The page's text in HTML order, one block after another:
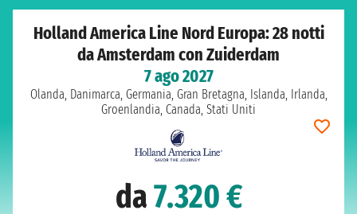
Holland America Line Nord Europa: 28 notti
da Amsterdam con Zuiderdam
7 ago 2027
Olanda, Danimarca, Germania, Gran Bretagna, Islanda, Irlanda,
Groenlandia, Canada, Stati Uniti
da7.320 €